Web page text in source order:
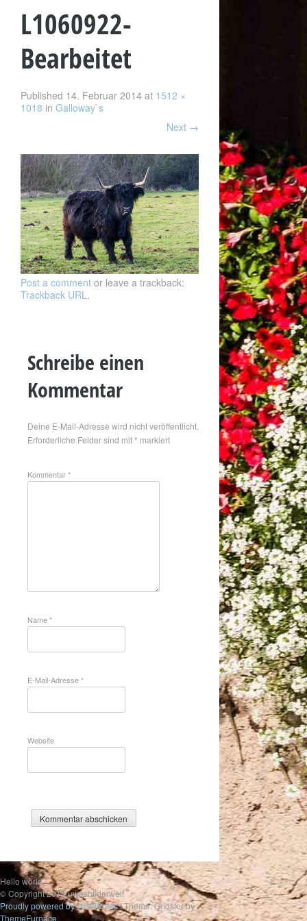
L1060922-
Bearbeitet
Published 14. Februar 2014 at 1512 ×
1018 in Galloway`s
Next →
Post a comment or leave a trackback:
Trackback URL .
Schreibe einen
Kommentar
Deine E-Mail-Adresse wird nicht veröffentlicht.
Erforderliche Felder sind mit* markiert
Kommentar*
Name*
E-Mail-Adresse*
Website
Hello world
© Copyright 2014 uwesbilderwelt
Proudly powered by WordPress|Theme: Gridster by
ThemeFurnace.